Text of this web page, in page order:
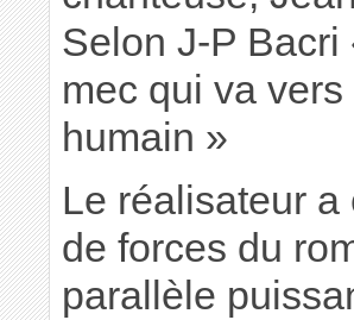
Selon J-P Bacri
mec qui va
humain »
Le réalisateur
de forces du
parallèle